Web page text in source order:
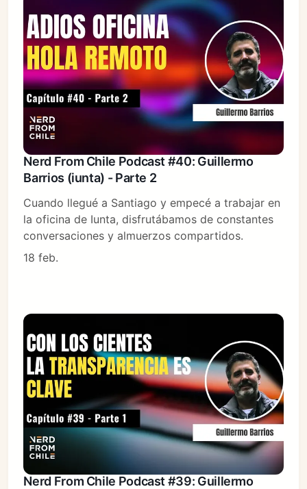
Nerd From Chile Podcast #40: Guillermo
Barrios (iunta) - Parte 2
Cuando llegué a Santiago y empecé a trabajar en
la oficina de Iunta, disfrutábamos de constantes
conversaciones y almuerzos compartidos.
18 feb.
Nerd From Chile Podcast #39: Guillermo